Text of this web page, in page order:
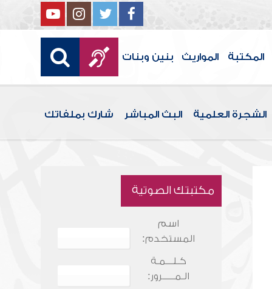
المكتبة المواريث بنين وبنات
الشجرة العلمية البث المباشر شارك بملفاتك
مكتبتك الصوتية
اسم
المستخدم:
كـلـــمـة
الـمـــــرور: